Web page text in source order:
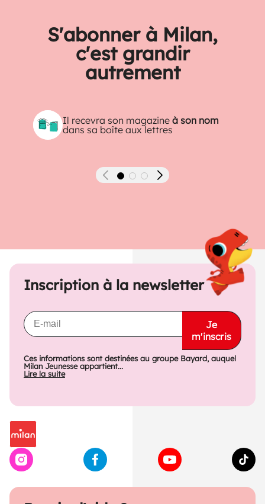
S'abonner à Milan,
c'est grandir
autrement
Il recevra son magazineà son nom
dans sa boîte aux lettres
Précédent Suivant
Inscription à la newsletter
Je
m'inscris
Ces informations sont destinées au groupe Bayard, auquel
Milan Jeunesse appartient...
Lire la suite